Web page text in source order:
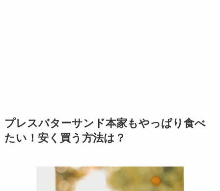
プレスバターサンド本家もやっぱり食べ
たい！安く買う方法は？